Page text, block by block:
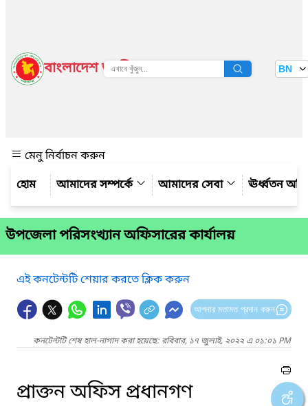
বাংলাদেশ জাতীয় তথ্য বাতায়ন BN
মেনু নির্বাচন করুন
আমাদের সম্পর্কে
আমাদের সেবা ঊর্ধ্বতন
উপজেলা পরিসংখ্যান অফিসারের কার্যালয়
এই কনটেন্টটি শেয়ার করতে ক্লিক করুন
আপনার মতামত প্রদান করুন
কনটেন্টটি শেষ হাল-নাগাদ করা হয়েছে: রবিবার, ১৭ জুলাই, ২০২২ এ ০১:০১ PM
প্রাক্তন অফিস প্রধানগণ